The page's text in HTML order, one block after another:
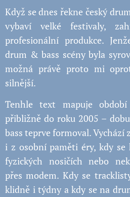
Když se dnes řekne český
vybaví velké festivaly,
profesionální produkce.
drum & bass scény byla
možná právě proto mi
silnější.
Tenhle text mapuje
přibližně do roku 2005 –
bass teprve formoval.
i z osobní paměti éry, kdy
fyzických nosičích nebo
přes modem. Kdy se
klidně i týdny a kdy se na